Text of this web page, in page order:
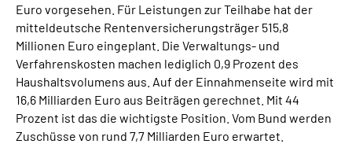
Euro vorgesehen. Für Leistungen zur Teilhabe hat der
mitteldeutsche Rentenversicherungsträger 515,8
Millionen Euro eingeplant. Die Verwaltungs- und
Verfahrenskosten machen lediglich 0,9 Prozent des
Haushaltsvolumens aus. Auf der Einnahmenseite wird mit
16,6 Milliarden Euro aus Beiträgen gerechnet. Mit 44
Prozent ist das die wichtigste Position. Vom Bund werden
Zuschüsse von rund 7,7 Milliarden Euro erwartet.